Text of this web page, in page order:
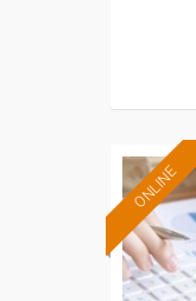
ONLINE